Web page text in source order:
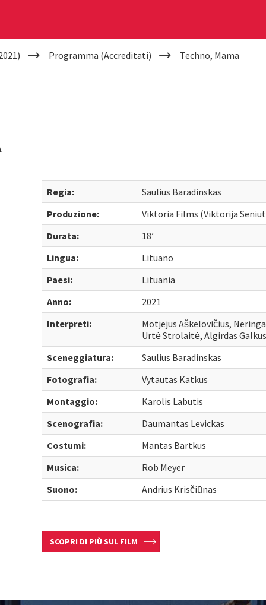
Programma (Accreditati) Techno, Mama
Regia:
Saulius Baradinskas
Produzione:
Viktoria Films (Viktorija
Durata:
18’
Lingua:
Lituano
Paesi:
Lituania
Anno:
2021
Interpreti:
Motjejus Aškelovičius,
Urtė Strolaitė, Algirdas
Sceneggiatura:
Saulius Baradinskas
Fotografia:
Vytautas Katkus
Montaggio:
Karolis Labutis
Scenografia:
Daumantas Levickas
Costumi:
Mantas Bartkus
Musica:
Rob Meyer
Suono:
Andrius Krisčiūnas
SCOPRI DI PIÙ SUL FILM